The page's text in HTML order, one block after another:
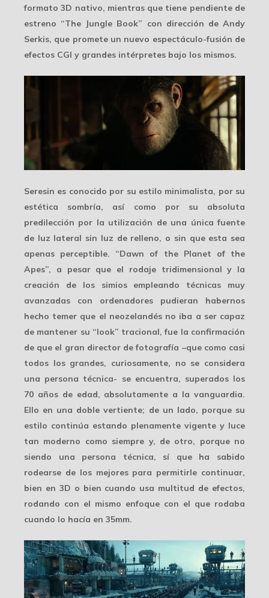
formato 3D nativo, mientras que tiene pendiente de
estreno “The Jungle Book” con dirección de Andy
Serkis, que promete un nuevo espectáculo-fusión de
efectos CGI y grandes intérpretes bajo los mismos.
Seresin es conocido por su estilo minimalista, por su
estética sombría, así como por su absoluta
predilección por la utilización de una única fuente
de luz lateral sin luz de relleno, o sin que esta sea
apenas perceptible. “Dawn of the Planet of the
Apes”, a pesar que el rodaje tridimensional y la
creación de los simios empleando técnicas muy
avanzadas con ordenadores pudieran habernos
hecho temer que el neozelandés no iba a ser capaz
de mantener su “look” tracional, fue la confirmación
de que el gran director de fotografía –que como casi
todos los grandes, curiosamente, no se considera
una persona técnica- se encuentra, superados los
70 años de edad, absolutamente a la vanguardia.
Ello en una doble vertiente; de un lado, porque su
estilo continúa estando plenamente vigente y luce
tan moderno como siempre y, de otro, porque no
siendo una persona técnica, sí que ha sabido
rodearse de los mejorespara permitirle continuar,
bien en 3D o bien cuando usa multitud de efectos,
rodando con el mismo enfoque con el que rodaba
cuando lo hacía en 35mm.